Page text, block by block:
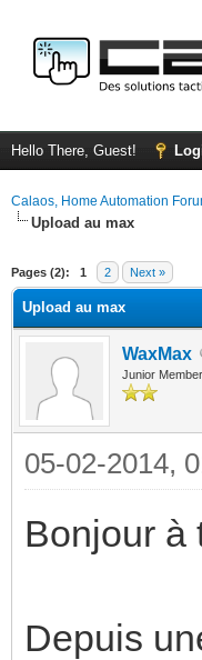
Hello There, Guest!
Calaos, Home Automation
Upload au max
Pages (2): 1 2 Next »
Upload au max
WaxMax
Junior Member
05-02-2014,
Bonjour à
Depuis